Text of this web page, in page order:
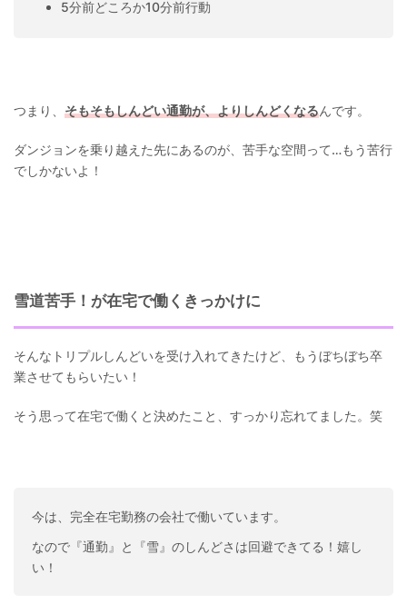
5分前どころか10分前行動
つまり、 そもそもしんどい通勤が、よりしんどくなるんです。
ダンジョンを乗り越えた先にあるのが、苦手な空間って…もう苦行
でしかないよ！
雪道苦手！が在宅で働くきっかけに
そんなトリプルしんどいを受け入れてきたけど、もうぼちぼち卒
業させてもらいたい！
そう思って在宅で働くと決めたこと、すっかり忘れてました。笑
今は、完全在宅勤務の会社で働いています。
なので『通勤』と『雪』のしんどさは回避できてる！嬉し
い！